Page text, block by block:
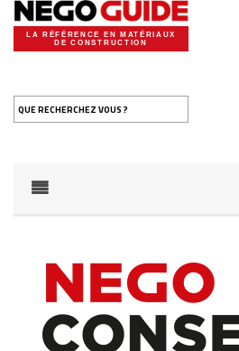
LA RÉFÉRENCE EN MATÉRIAUX
DE CONSTRUCTION
QUE RECHERCHEZ VOUS ?